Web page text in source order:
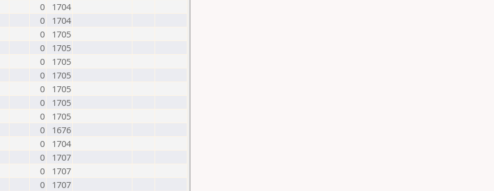
0
1704
0
1704
0
1705
0
1705
0
1705
0
1705
0
1705
0
1705
0
1705
0
1676
0
1704
0
1707
0
1707
0
1707